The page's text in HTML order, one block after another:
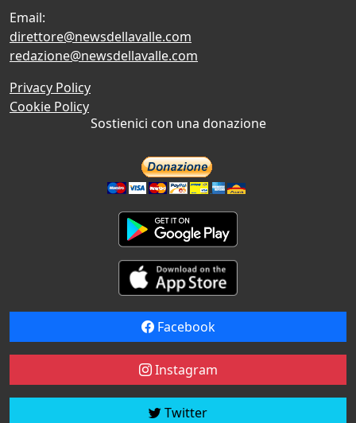
Email:
direttore@newsdellavalle.com
redazione@newsdellavalle.com
Privacy Policy
Cookie Policy
Sostienici con una donazione
Facebook
Instagram
Twitter